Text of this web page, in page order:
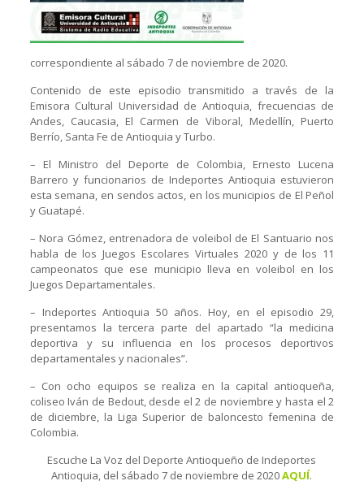
correspondiente al sábado 7 de noviembre de 2020.
Contenido de este episodio transmitido a través de la
Emisora Cultural Universidad de Antioquia, frecuencias de
Andes, Caucasia, El Carmen de Viboral, Medellín, Puerto
Berrío, Santa Fe de Antioquia y Turbo.
– El Ministro del Deporte de Colombia, Ernesto Lucena
Barrero y funcionarios de Indeportes Antioquia estuvieron
esta semana, en sendos actos, en los municipios de El Peñol
y Guatapé.
– Nora Gómez, entrenadora de voleibol de El Santuario nos
habla de los Juegos Escolares Virtuales 2020 y de los 11
campeonatos que ese municipio lleva en voleibol en los
Juegos Departamentales.
– Indeportes Antioquia 50 años. Hoy, en el episodio 29,
presentamos la tercera parte del apartado “la medicina
deportiva y su influencia en los procesos deportivos
departamentales y nacionales”.
– Con ocho equipos se realiza en la capital antioqueña,
coliseo Iván de Bedout, desde el 2 de noviembre y hasta el 2
de diciembre, la Liga Superior de baloncesto femenina de
Colombia.
Escuche La Voz del Deporte Antioqueño de Indeportes
Antioquia, del sábado 7 de noviembre de 2020AQUÍ.